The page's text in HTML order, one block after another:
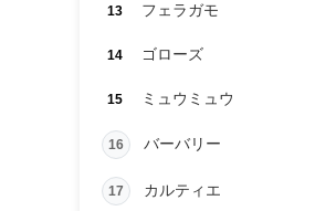
13 フェラガモ
14 ゴローズ
15 ミュウミュウ
16 バーバリー
17 カルティエ